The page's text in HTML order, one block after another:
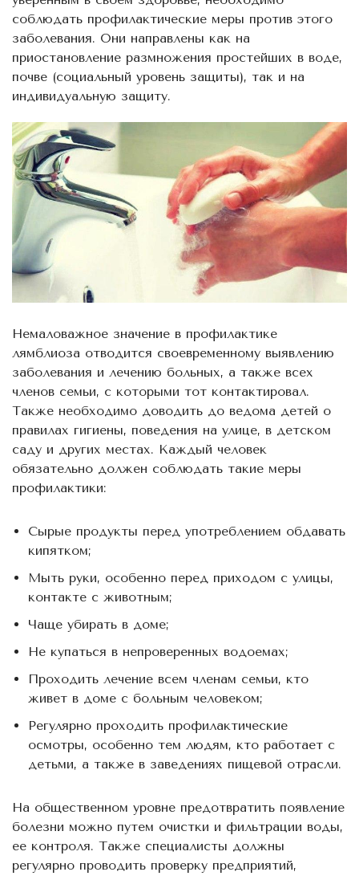
соблюдать профилактические меры против этого
заболевания. Они направлены как на
приостановление размножения простейших в воде,
почве (социальный уровень защиты), так и на
индивидуальную защиту.
Немаловажное значение в профилактике
лямблиоза отводится своевременному выявлению
заболевания и лечению больных, а также всех
членов семьи, с которыми тот контактировал.
Также необходимо доводить до ведома детей о
правилах гигиены, поведения на улице, в детском
саду и других местах. Каждый человек
обязательно должен соблюдать такие меры
профилактики:
Сырые продукты перед употреблением обдавать
кипятком;
Мыть руки, особенно перед приходом с улицы,
контакте с животным;
Чаще убирать в доме;
Не купаться в непроверенных водоемах;
Проходить лечение всем членам семьи, кто
живет в доме с больным человеком;
Регулярно проходить профилактические
осмотры, особенно тем людям, кто работает с
детьми, а также в заведениях пищевой отрасли.
На общественном уровне предотвратить появление
болезни можно путем очистки и фильтрации воды,
ее контроля. Также специалисты должны
регулярно проводить проверку предприятий,